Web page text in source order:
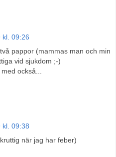
kl. 09:26
pappor (mammas man och min
vid sjukdom ;-)
också...
kl. 09:38
när jag har feber)